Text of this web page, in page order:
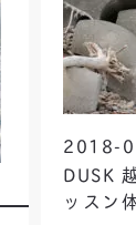
2018-
DUSK
ッスン